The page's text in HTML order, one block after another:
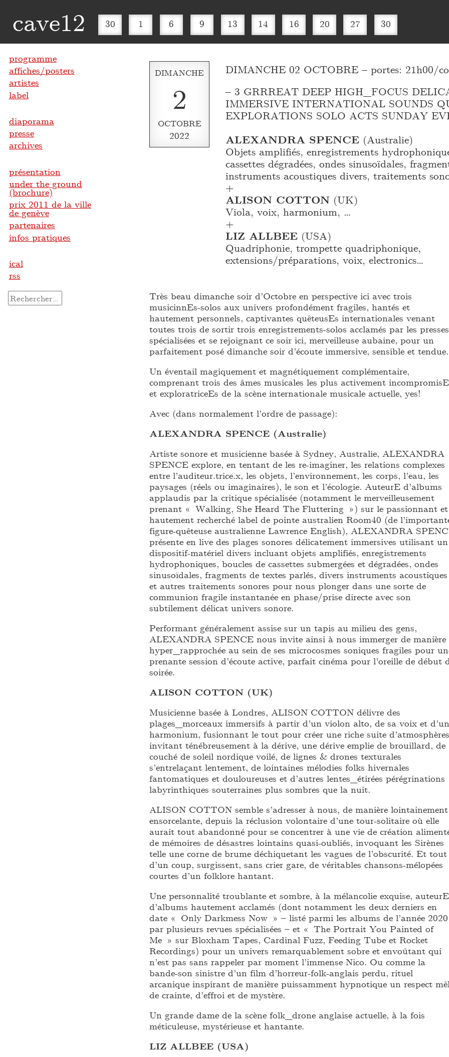
cave12 30 1 6 9 13 14 16 20 27 30
DIMANCHE
2
OCTOBRE
2022
DIMANCHE 02 OCTOBRE – portes: 21h00/
– 3 GRRREAT DEEP HIGH_ FOCUS
IMMERSIVE INTERNATIONAL SOUNDS
EXPLORATIONS SOLO ACTS SUNDAY
ALEXANDRA SPENCE (Australie)
Objets amplifiés, enregistrements
cassettes dégradées, ondes sinusoïdales,
instruments acoustiques divers, traitements
+
ALISON COTTON (UK)
Viola, voix, harmonium, …
+
LIZ ALLBEE (USA)
Quadriphonie, trompette quadriphonique,
extensions/préparations, voix, electronics…
Très beau dimanche soir d’Octobre en perspective ici avec trois
musicinnEs-solos aux univers profondément fragiles, hantés et
hautement personnels, captivantes quêteusEs internationales venant
toutes trois de sortir trois enregistrements-solos acclamés par les presses
spécialisées et se rejoignant ce soir ici, merveilleuse aubaine, pour un
parfaitement posé dimanche soir d’écoute immersive, sensible et tendue.
Un éventail magiquement et magnétiquement complémentaire,
comprenant trois des âmes musicales les plus activement
et exploratriceEs de la scène internationale musicale actuelle, yes!
Avec (dans normalement l’ordre de passage):
ALEXANDRA SPENCE (Australie)
Artiste sonore et musicienne basée à Sydney, Australie, ALEXANDRA
SPENCE explore, en tentant de les re-imaginer, les relations complexes
entre l’auditeur.trice.x, les objets, l’environnement, les corps, l’eau, les
paysages (réels ou imaginaires), le son et l’écologie. AuteurE d’albums
applaudis par la critique spécialisée (notamment le merveilleusement
prenant « Walking, She Heard The Fluttering ») sur le passionnant et
hautement recherché label de pointe australien Room40 (de
figure-quêteuse australienne Lawrence English), ALEXANDRA
présente en live des plages sonores délicatement immersives utilisant un
dispositif-matériel divers incluant objets amplifiés, enregistrements
hydrophoniques, boucles de cassettes submergées et dégradées, ondes
sinusoïdales, fragments de textes parlés, divers instruments acoustiques
et autres traitements sonores pour nous plonger dans une sorte de
communion fragile instantanée en phase/prise directe avec son
subtilement délicat univers sonore.
Performant généralement assise sur un tapis au milieu des gens,
ALEXANDRA SPENCE nous invite ainsi à nous immerger de manière
hyper_rapprochée au sein de ses microcosmes soniques fragiles pour
prenante session d’écoute active, parfait cinéma pour l’oreille de début
soirée.
ALISON COTTON (UK)
Musicienne basée à Londres, ALISON COTTON délivre des
plages_morceaux immersifs à partir d’un violon alto, de sa voix et d’un
harmonium, fusionnant le tout pour créer une riche suite d’atmosphères
invitant ténébreusement à la dérive, une dérive emplie de brouillard, de
couché de soleil nordique voilé, de lignes & drones texturales
s’entrelaçant lentement, de lointaines mélodies folks hivernales
fantomatiques et douloureuses et d’autres lentes_étirées pérégrinations
labyrinthiques souterraines plus sombres que la nuit.
ALISON COTTON semble s’adresser à nous, de manière lointainement
ensorcelante, depuis la réclusion volontaire d’une tour-solitaire où elle
aurait tout abandonné pour se concentrer à une vie de création
de mémoires de désastres lointains quasi-oubliés, invoquant les Sirènes
telle une corne de brume déchiquetant les vagues de l’obscurité. Et tout
d’un coup, surgissent, sans crier gare, de véritables chansons-mélopées
courtes d’un folklore hantant.
Une personnalité troublante et sombre, à la mélancolie exquise, auteurE
d’albums hautement acclamés (dont notamment les deux derniers en
date « Only Darkmess Now » – listé parmi les albums de l’année 2020
par plusieurs revues spécialisées – et « The Portrait You Painted of
Me » sur Bloxham Tapes, Cardinal Fuzz, Feeding Tube et Rocket
Recordings) pour un univers remarquablement sobre et envoûtant qui
n’est pas sans rappeler par moment l’immense Nico. Ou comme la
bande-son sinistre d’un film d’horreur-folk-anglais perdu, rituel
arcanique inspirant de manière puissamment hypnotique un respect
de crainte, d’effroi et de mystère.
Un grande dame de la scène folk_drone anglaise actuelle, à la fois
méticuleuse, mystérieuse et hantante.
LIZ ALLBEE (USA)
programme
affiches/posters
artistes
label
diaporama
presse
archives
présentation
under the ground
(brochure)
prix 2011 de la ville
de genève
partenaires
infos pratiques
ical
rss
Rechercher :